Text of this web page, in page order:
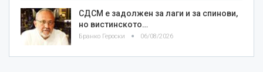
СДСМ е задолжен за лаги и за спинови,
но вистинското…
Бранко Героски 06/08/2026